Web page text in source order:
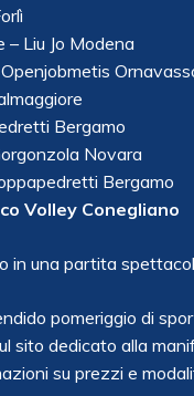
– Liu Jo Modena
Bergamo
Novara
Bergamo
Volley Conegliano
in una partita
pomeriggio di
sito dedicato alla
su prezzi e